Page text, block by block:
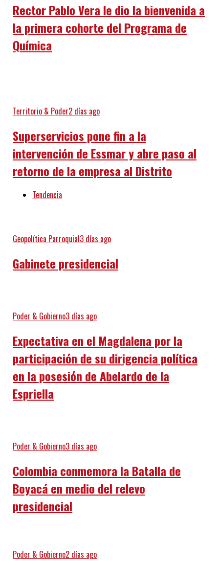
Rector Pablo Vera le dio la bienvenida a
la primera cohorte del Programa de
Química
Territorio & Poder2 días ago
Superservicios pone fin a la
intervención de Essmar y abre paso al
retorno de la empresa al Distrito
Tendencia
Geopolítica Parroquial3 días ago
Gabinete presidencial
Poder & Gobierno3 días ago
Expectativa en el Magdalena por la
participación de su dirigencia política
en la posesión de Abelardo de la
Espriella
Poder & Gobierno3 días ago
Colombia conmemora la Batalla de
Boyacá en medio del relevo
presidencial
Poder & Gobierno2 días ago